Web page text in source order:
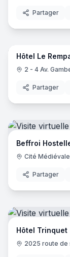
Partager
Hôtel Le
2 - 4 Av.
Partager
Beffroi
Cité
Partager
Hôtel Trinquet
2025 route de